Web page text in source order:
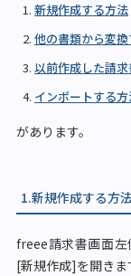
新規作成する方法
他の書類から変
以前作成した請
インポートする
があります。
1.新規作成する方
freee請求書画面左
[新規作成]を開きま